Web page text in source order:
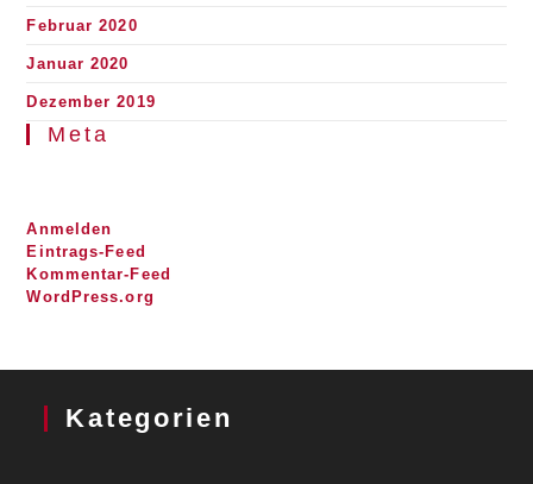
Februar 2020
Januar 2020
Dezember 2019
Meta
Anmelden
Eintrags-Feed
Kommentar-Feed
WordPress.org
Kategorien